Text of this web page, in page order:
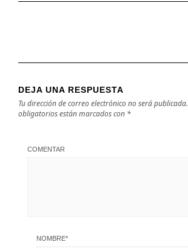
DEJA UNA RESPUESTA
Tu dirección de correo electrónico no será publicada.
obligatorios están marcados con *
COMENTAR
NOMBRE*